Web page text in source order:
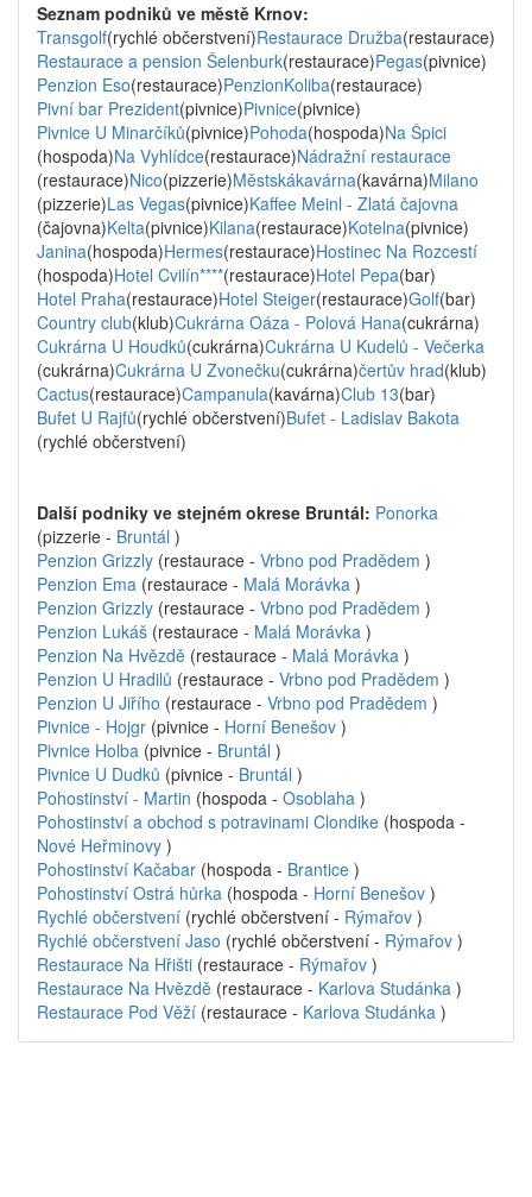
Seznam podniků ve městě Krnov:
Transgolf(rychlé občerstvení)Restaurace Družba(restaurace)
Restaurace a pension Šelenburk(restaurace)Pegas(pivnice)
Penzion Eso(restaurace)PenzionKoliba(restaurace)
Pivní bar Prezident(pivnice)Pivnice(pivnice)
Pivnice U Minarčíků(pivnice)Pohoda(hospoda)Na Špici
(hospoda)Na Vyhlídce(restaurace)Nádražní restaurace
(restaurace)Nico(pizzerie)Městskákavárna(kavárna)Milano
(pizzerie)Las Vegas(pivnice)Kaffee Meinl - Zlatá čajovna
(čajovna)Kelta(pivnice)Kilana(restaurace)Kotelna(pivnice)
Janina(hospoda)Hermes(restaurace)Hostinec Na Rozcestí
(hospoda)Hotel Cvilín****(restaurace)Hotel Pepa(bar)
Hotel Praha(restaurace)Hotel Steiger(restaurace)Golf(bar)
Country club(klub)Cukrárna Oáza - Polová Hana(cukrárna)
Cukrárna U Houdků(cukrárna)Cukrárna U Kudelů - Večerka
(cukrárna)Cukrárna U Zvonečku(cukrárna)čertův hrad(klub)
Cactus(restaurace)Campanula(kavárna)Club 13(bar)
Bufet U Rajfů(rychlé občerstvení)Bufet - Ladislav Bakota
(rychlé občerstvení)
Další podniky ve stejném okrese Bruntál: Ponorka
(pizzerie - Bruntál )
Penzion Grizzly (restaurace - Vrbno pod Pradědem )
Penzion Ema (restaurace - Malá Morávka )
Penzion Grizzly (restaurace - Vrbno pod Pradědem )
Penzion Lukáš (restaurace - Malá Morávka )
Penzion Na Hvězdě (restaurace - Malá Morávka )
Penzion U Hradilů (restaurace - Vrbno pod Pradědem )
Penzion U Jiřího (restaurace - Vrbno pod Pradědem )
Pivnice - Hojgr (pivnice - Horní Benešov )
Pivnice Holba (pivnice - Bruntál )
Pivnice U Dudků (pivnice - Bruntál )
Pohostinství - Martin (hospoda - Osoblaha )
Pohostinství a obchod s potravinami Clondike (hospoda -
Nové Heřminovy )
Pohostinství Kačabar (hospoda - Brantice )
Pohostinství Ostrá hůrka (hospoda - Horní Benešov )
Rychlé občerstvení (rychlé občerstvení - Rýmařov )
Rychlé občerstvení Jaso (rychlé občerstvení - Rýmařov )
Restaurace Na Hřišti (restaurace - Rýmařov )
Restaurace Na Hvězdě (restaurace - Karlova Studánka )
Restaurace Pod Věží (restaurace - Karlova Studánka )